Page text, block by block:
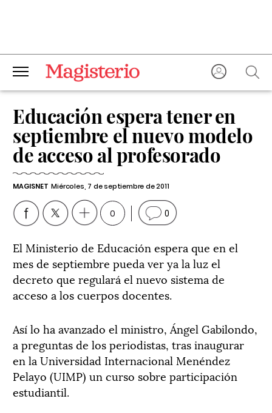
Educación espera tener en
septiembre el nuevo modelo
de acceso al profesorado
MAGISNET Miércoles, 7 de septiembre de 2011
0 0
El Ministerio de Educación espera que en el
mes de septiembre pueda ver ya la luz el
decreto que regulará el nuevo sistema de
acceso a los cuerpos docentes.
Así lo ha avanzado el ministro, Ángel Gabilondo,
a preguntas de los periodistas, tras inaugurar
en la Universidad Internacional Menéndez
Pelayo (UIMP) un curso sobre participación
estudiantil.